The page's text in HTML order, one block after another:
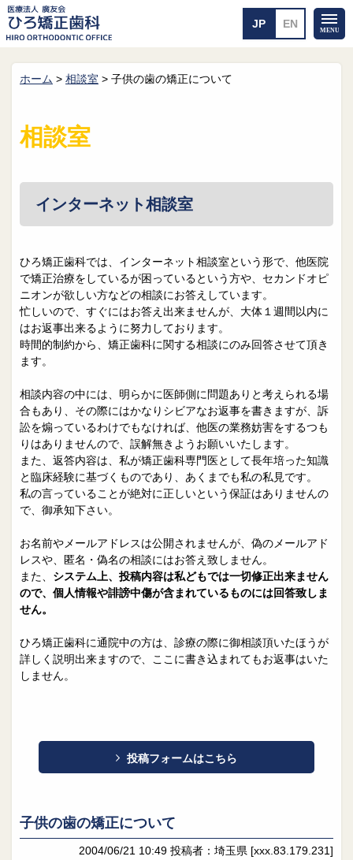
ホーム 矯正治療について
院長紹介
メール送信 相談室
皆さんの声 求人
院長日誌 治療相談
スタッフブログ サイトマップ
0263-54-6622
MAILはこちら
ホーム > 相談室 > 子供の歯の矯正について
相談室
インターネット相談室
ひろ矯正歯科では、インターネット相談室という形で、他医院
で矯正治療をしているが困っているという方や、セカンドオピ
ニオンが欲しい方などの相談にお答えしています。
忙しいので、すぐにはお答え出来ませんが、大体１週間以内に
はお返事出来るように努力しております。
時間的制約から、矯正歯科に関する相談にのみ回答させて頂き
ます。
相談内容の中には、明らかに医師側に問題ありと考えられる場
合もあり、その際にはかなりシビアなお返事を書きますが、訴
訟を煽っているわけでもなければ、他医の業務妨害をするつも
りはありませんので、誤解無きようお願いいたします。
また、返答内容は、私が矯正歯科専門医として長年培った知識
と臨床経験に基づくものであり、あくまでも私の私見です。
私の言っていることが絶対に正しいという保証はありませんの
で、御承知下さい。
お名前やメールアドレスは公開されませんが、偽のメールアド
レスや、匿名・偽名の相談にはお答え致しません。
また、 システム上、投稿内容は私どもでは一切修正出来ません
ので、個人情報や誹謗中傷が含まれているものには回答致しま
せん。
ひろ矯正歯科に通院中の方は、診療の際に御相談頂いたほうが
詳しく説明出来ますので、ここに書き込まれてもお返事はいた
しません。
投稿フォームはこちら
子供の歯の矯正について
2004/06/21 10:49 投稿者：埼玉県 [xxx.83.179.231]